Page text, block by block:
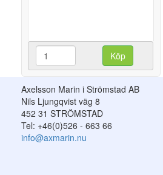
Köp
Axelsson Marin i Strömstad AB
Nils Ljungqvist väg 8
452 31 STRÖMSTAD
Tel: +46(0)526 - 663 66
info@axmarin.nu